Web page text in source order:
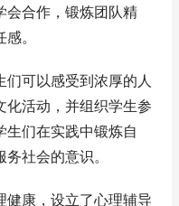
会合作，锻炼团队精
。
可以感受到浓厚的人
化活动，并组织学生参
生们在实践中锻炼自
社会的意识。
健康，设立了心理辅导